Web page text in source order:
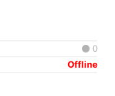
0
Offline